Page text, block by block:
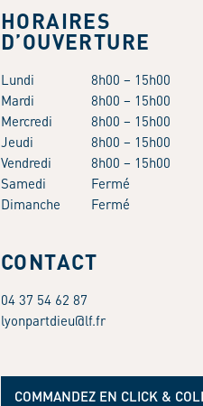
HORAIRES
D’OUVERTURE
Lundi
8h00 – 15h00
Mardi
8h00 – 15h00
Mercredi
8h00 – 15h00
Jeudi
8h00 – 15h00
Vendredi
8h00 – 15h00
Samedi
Fermé
Dimanche
Fermé
CONTACT
04 37 54 62 87
lyonpartdieu@lf.fr
COMMANDEZ EN CLICK &